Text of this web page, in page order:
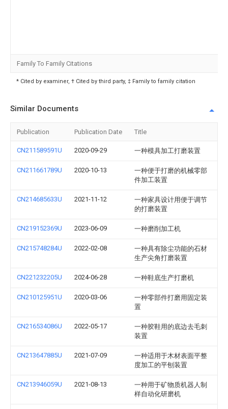
Family To Family Citations
* Cited by examiner, † Cited by third party, ‡ Family to family citation
Similar Documents
Publication Publication Date Title
CN211589591U 2020-09-29 一种模具加工打磨装置
CN211661789U 2020-10-13
一种便于打磨的机械零部
件加工装置
CN214685633U 2021-11-12
一种家具设计用便于调节
的打磨装置
CN219152369U 2023-06-09 一种磨削加工机
CN215748284U 2022-02-08
一种具有除尘功能的石材
生产尖角打磨装置
CN221232205U 2024-06-28 一种鞋底生产打磨机
CN210125951U 2020-03-06
一种零部件打磨用固定装
置
CN216534086U 2022-05-17
一种胶鞋用的底边去毛刺
装置
CN213647885U 2021-07-09
一种适用于木材表面平整
度加工的平刨装置
CN213946059U 2021-08-13
一种用于矿物质机器人制
样自动化研磨机